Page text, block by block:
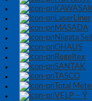
LaserLiner
MASADA
Niigata
OHAUS
Regeltex
SANTAK
TASCO
Total
VELP – Ý